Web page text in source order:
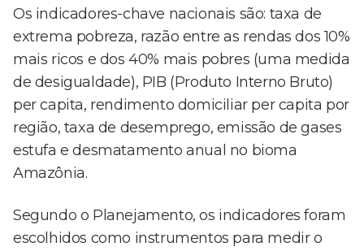
Os indicadores-chave nacionais são: taxa de
extrema pobreza, razão entre as rendas dos 10%
mais ricos e dos 40% mais pobres (uma medida
de desigualdade), PIB (Produto Interno Bruto)
per capita, rendimento domiciliar per capita por
região, taxa de desemprego, emissão de gases
estufa e desmatamento anual no bioma
Amazônia.
Segundo o Planejamento, os indicadores foram
escolhidos como instrumentos para medir o